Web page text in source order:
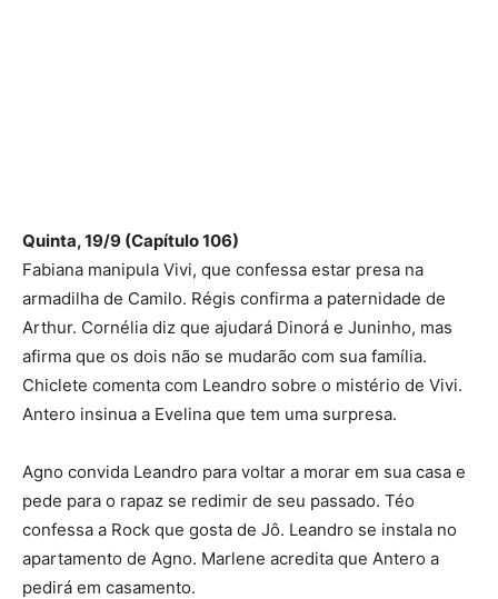
Quinta, 19/9 (Capítulo 106)
Fabiana manipula Vivi, que confessa estar presa na
armadilha de Camilo. Régis confirma a paternidade de
Arthur. Cornélia diz que ajudará Dinorá e Juninho, mas
afirma que os dois não se mudarão com sua família.
Chiclete comenta com Leandro sobre o mistério de Vivi.
Antero insinua a Evelina que tem uma surpresa.
Agno convida Leandro para voltar a morar em sua casa e
pede para o rapaz se redimir de seu passado. Téo
confessa a Rock que gosta de Jô. Leandro se instala no
apartamento de Agno. Marlene acredita que Antero a
pedirá em casamento.